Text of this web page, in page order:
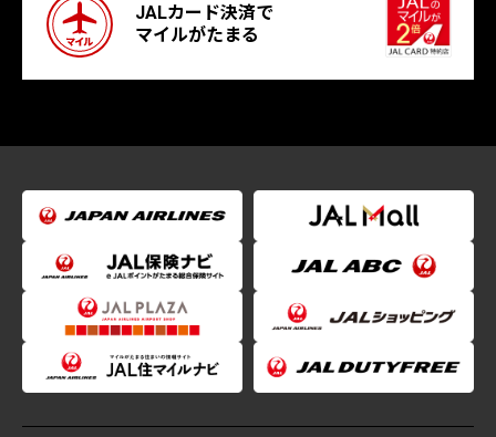
JALカード決済で
マイルがたまる